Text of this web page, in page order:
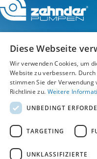
Service-Hotline
Service
Unternehmen
Diese Webseite
Wir verwenden Cookies, um
Website zu verbessern.
stimmen Sie der Verwendung
Richtlinie zu. Weitere
UNBEDINGT
TARGETING
UNKLASSIFIZIERTE